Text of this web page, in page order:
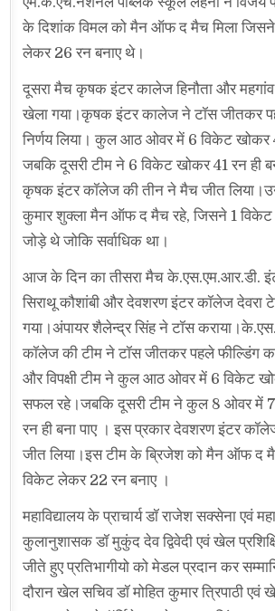
के दिशांक विमल को मैन ऑफ द मैच मिला
लेकर 26 रन बनाए थे।
दूसरा मैच कृषक इंटर कालेज हिनौता और
खेला गया।कृषक इंटर कालेज ने टॉस जीतकर
निर्णय लिया। कुल आठ ओवर में 6 विकेट खोकर
जबकि दूसरी टीम ने 6 विकेट खोकर 41 रन ही
कृषक इंटर कॉलेज की तीन ने मैच जीत
कुमार शुक्ला मैन ऑफ द मैच रहे, जिसने 1
जोड़े थे जोकि सर्वाधिक था।
आज के दिन का तीसरा मैच के.एस.एम.आर.डी.
सिराथू कौशांबी और देवशरण इंटर कॉलेज देवरा
गया।अंपायर शैलेन्द्र सिंह ने टॉस
कॉलेज की टीम ने टॉस जीतकर पहले फील्डिंग
और विपक्षी टीम ने कुल आठ ओवर में 6 विकेट
सफल रहे।जबकि दूसरी टीम ने कुल 8 ओवर में
रन ही बना पाए । इस प्रकार देवशरण इंटर
जीत लिया।इस टीम के ब्रिजेश को मैन ऑफ द
विकेट लेकर 22 रन बनाए ।
महाविद्यालय के प्राचार्य डॉ राजेश सक्सेना एवं
कुलानुशासक डॉ मुकुंद देव द्विवेदी एवं खेल
जीते हुए प्रतिभागीयो को मेडल प्रदान कर
दौरान खेल सचिव डॉ मोहित कुमार त्रिपाठी